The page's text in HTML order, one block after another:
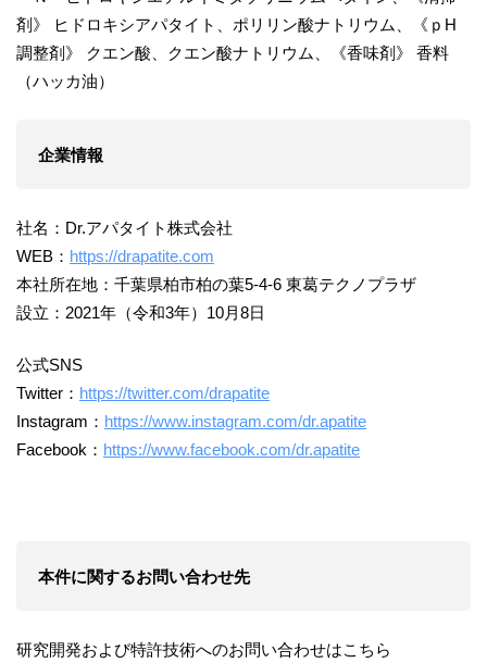
剤》 ヒドロキシアパタイト、ポリリン酸ナトリウム、《ｐH
調整剤》 クエン酸、クエン酸ナトリウム、《香味剤》 香料
（ハッカ油）
企業情報
社名：Dr.アパタイト株式会社
WEB： https://drapatite.com
本社所在地：千葉県柏市柏の葉5-4-6 東葛テクノプラザ
設立：2021年（令和3年）10月8日
公式SNS
Twitter： https://twitter.com/drapatite
Instagram： https://www.instagram.com/dr.apatite
Facebook： https://www.facebook.com/dr.apatite
本件に関するお問い合わせ先
研究開発および特許技術へのお問い合わせはこちら